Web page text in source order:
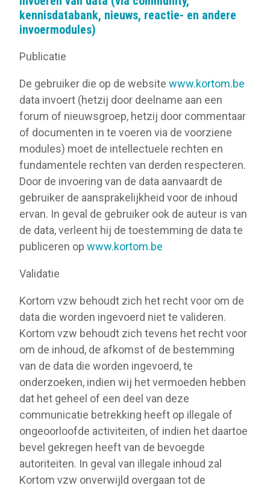
kennisdatabank, nieuws, reactie- en andere
invoermodules)
Publicatie
De gebruiker die op de website www.kortom.be
data invoert (hetzij door deelname aan een
forum of nieuwsgroep, hetzij door commentaar
of documenten in te voeren via de voorziene
modules) moet de intellectuele rechten en
fundamentele rechten van derden respecteren.
Door de invoering van de data aanvaardt de
gebruiker de aansprakelijkheid voor de inhoud
ervan. In geval de gebruiker ook de auteur is van
de data, verleent hij de toestemming de data te
publiceren op www.kortom.be
Validatie
Kortom vzw behoudt zich het recht voor om de
data die worden ingevoerd niet te valideren.
Kortom vzw behoudt zich tevens het recht voor
om de inhoud, de afkomst of de bestemming
van de data die worden ingevoerd, te
onderzoeken, indien wij het vermoeden hebben
dat het geheel of een deel van deze
communicatie betrekking heeft op illegale of
ongeoorloofde activiteiten, of indien het daartoe
bevel gekregen heeft van de bevoegde
autoriteiten. In geval van illegale inhoud zal
Kortom vzw onverwijld overgaan tot de